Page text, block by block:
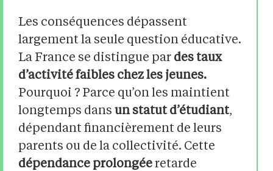
Les conséquences dépassent
largement la seule question éducative.
La France se distingue par des taux
d’activité faibles chez les jeunes.
Pourquoi ? Parce qu’on les maintient
longtemps dans un statut d’étudiant,
dépendant financièrement de leurs
parents ou de la collectivité. Cette
dépendance prolongéeretarde